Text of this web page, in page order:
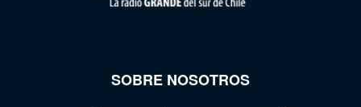
SOBRE NOSOTROS